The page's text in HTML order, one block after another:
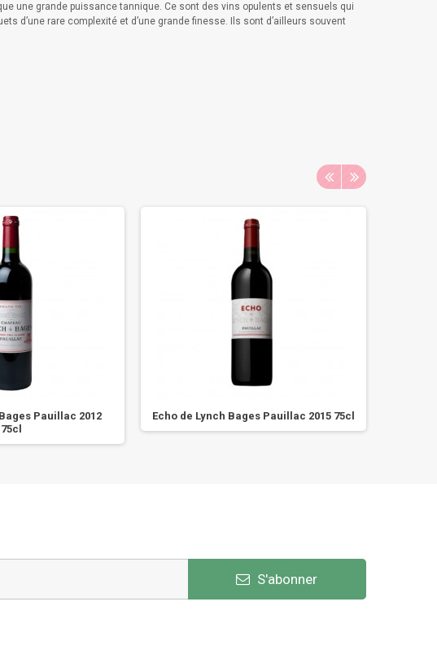
une grande puissance tannique. Ce sont des vins opulents et sensuels qui
d’une rare complexité et d’une grande finesse. Ils sont d’ailleurs souvent
Pauillac 2012
75cl
Echo de Lynch Bages Pauillac 2015 75cl
S'abonner